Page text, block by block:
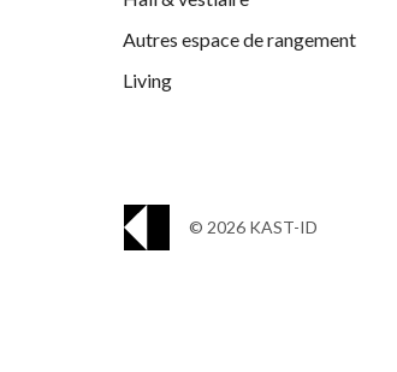
Autres espace de rangement
Living
© 2026 KAST-ID